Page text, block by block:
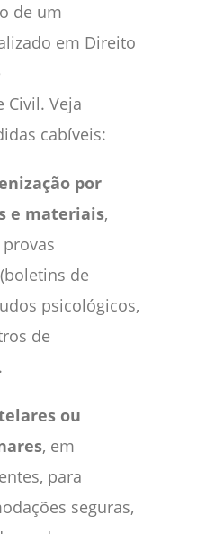
de um
em Direito
Civil. Veja
cabíveis:
por
e materiais,
de
psicológicos,
de
ou
, em
para
seguras,